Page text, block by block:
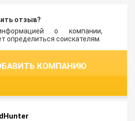
отзыв?
о компании,
определиться соискателям.
КОМПАНИЮ